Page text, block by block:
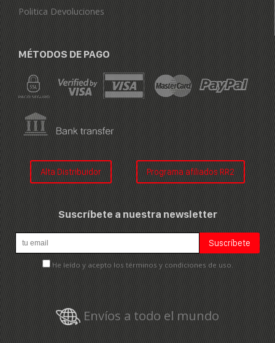
Politica Devoluciones
MÉTODOS DE PAGO
Alta Distribuidor Programa afiliados RR2
Suscríbete a nuestra newsletter
He leído y acepto los términos y condiciones de uso.
Envíos a todo el mundo